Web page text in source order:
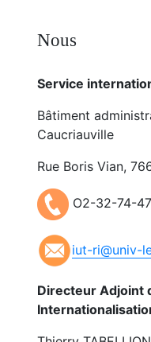
Nous
Service
Bâtiment
Caucriauville
Rue Boris Vian,
O2-32-74-
iut-ri@univ-
Directeur Adjoint